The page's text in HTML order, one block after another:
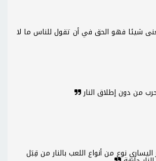
شيئا فهو الحق في أن تقول للناس ما لا
من دون إطلاق النار
اليساري نوع من أنواع اللعب بالنار من قِبَل